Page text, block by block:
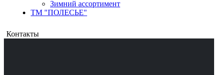
Зимний ассортимент
ТМ "ПОЛЕСЬЕ"
Контакты